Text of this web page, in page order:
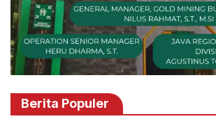
Berita Populer